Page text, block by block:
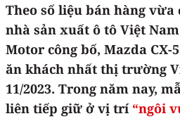
Theo số liệu bán hàng
nhà sản xuất ô tô Việt
Motor công bố, Mazda
ăn khách nhất thị trường
11/2023. Trong năm nay,
liên tiếp giữ ở vị trí “ngôi